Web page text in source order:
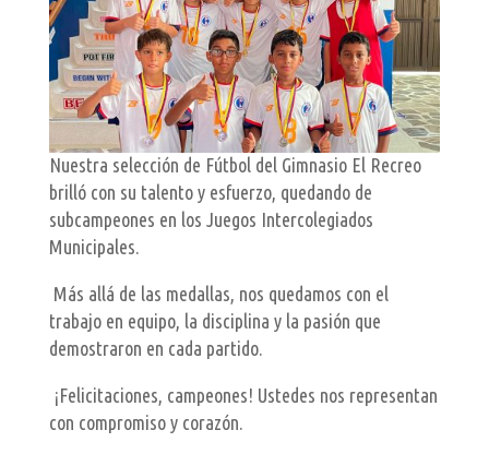
Nuestra selección de Fútbol del Gimnasio El Recreo
brilló con su talento y esfuerzo, quedando de
subcampeones en los Juegos Intercolegiados
Municipales.
Más allá de las medallas, nos quedamos con el
trabajo en equipo, la disciplina y la pasión que
demostraron en cada partido.
¡Felicitaciones, campeones! Ustedes nos representan
con compromiso y corazón.